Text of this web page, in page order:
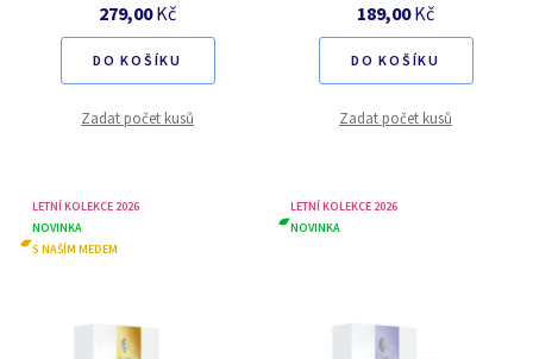
279,00Kč
DO KOŠÍKU
Zadat počet kusů
189,00Kč
DO KOŠÍKU
Zadat počet kusů
LETNÍ KOLEKCE 2026
NOVINKA
S NAŠÍM MEDEM
LETNÍ KOLEKCE 2026
NOVINKA